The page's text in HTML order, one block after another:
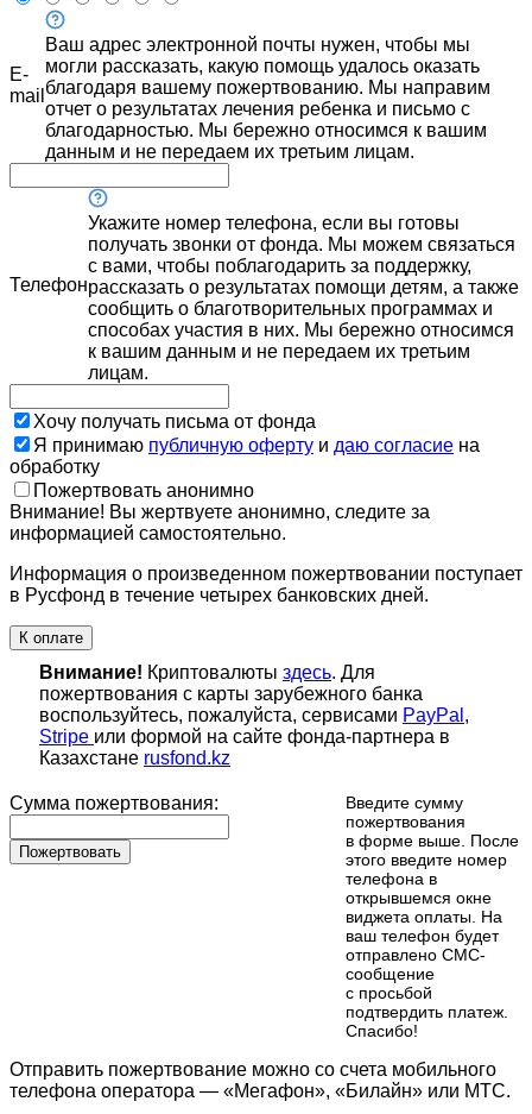
E-
mail
Ваш адрес электронной почты нужен, чтобы мы
могли рассказать, какую помощь удалось оказать
благодаря вашему пожертвованию. Мы направим
отчет о результатах лечения ребенка и письмо с
благодарностью. Мы бережно относимся к вашим
данным и не передаем их третьим лицам.
Телефон
Укажите номер телефона, если вы готовы
получать звонки от фонда. Мы можем связаться
с вами, чтобы поблагодарить за поддержку,
рассказать о результатах помощи детям, а также
сообщить о благотворительных программах и
способах участия в них. Мы бережно относимся
к вашим данным и не передаем их третьим
лицам.
Хочу получать письма от фонда
Я принимаю публичную оферту и даю согласие на
обработку
Пожертвовать анонимно
Внимание! Вы жертвуете анонимно, следите за
информацией самостоятельно.
Информация о произведенном пожертвовании поступает
в Русфонд в течение четырех банковских дней.
К оплате
Внимание! Криптовалюты здесь. Для
пожертвования с карты зарубежного банка
воспользуйтесь, пожалуйста, сервисами PayPal ,
Stripe или формой на сайте фонда-партнера в
Казахстане rusfond.kz
Сумма пожертвования:
Пожертвовать
Введите сумму
пожертвования
в форме выше. После
этого введите номер
телефона в
открывшемся окне
виджета оплаты. На
ваш телефон будет
отправлено СМС-
сообщение
с просьбой
подтвердить платеж.
Cпасибо!
Отправить пожертвование можно со счета мобильного
телефона оператора — «Мегафон», «Билайн» или МТС.